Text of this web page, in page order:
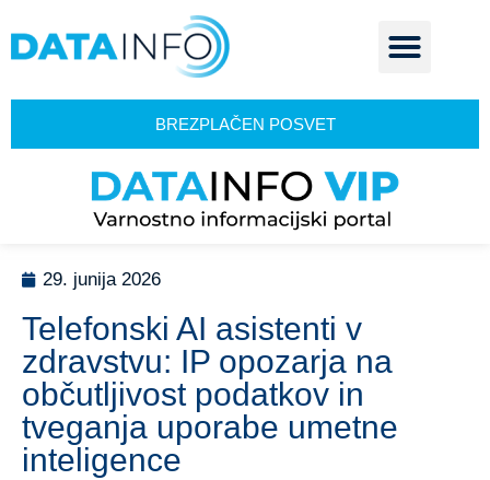
BREZPLAČEN POSVET
29. junija 2026
Telefonski AI asistenti v
zdravstvu: IP opozarja na
občutljivost podatkov in
tveganja uporabe umetne
inteligence